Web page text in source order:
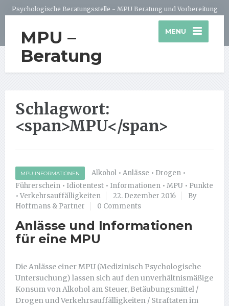
Psychologische Beratungsstelle - MPU Beratung und Vorbereitung
MPU –
Beratung
MENU
Schlagwort:
<span>MPU</span>
MPU INFORMATIONEN Alkohol • Anlässe • Drogen •
Führerschein • Idiotentest • Informationen • MPU • Punkte
• Verkehrsauffälligkeiten 22. Dezember 2016
By
Hoffmans & Partner
0 Comments
Anlässe und Informationen
für eine MPU
Die Anlässe einer MPU (Medizinisch Psychologische
Untersuchung) lassen sich auf den unverhältnismäßige
Konsum von Alkohol am Steuer, Betäubungsmittel /
Drogen und Verkehrsauffälligkeiten / Straftaten im